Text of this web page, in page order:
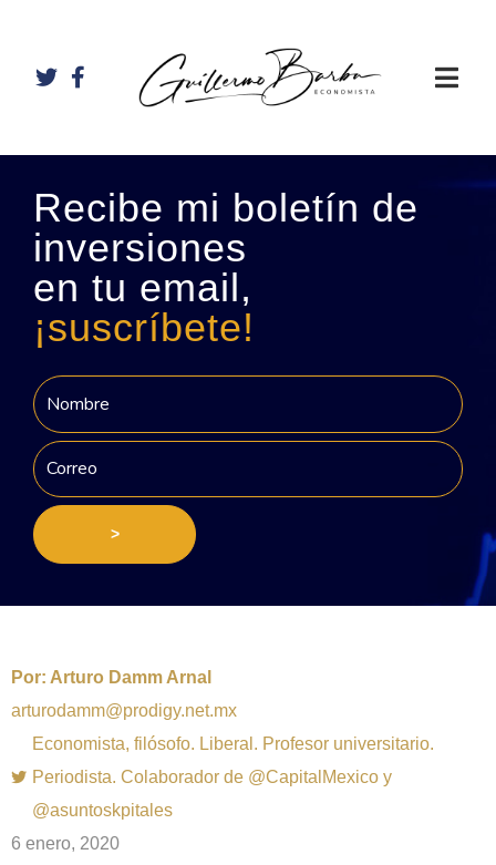
Recibe mi boletín de
inversiones
en tu email,
¡suscríbete!
>
Por: Arturo Damm Arnal
arturodamm@prodigy.net.mx
Economista, filósofo. Liberal. Profesor universitario.
Periodista. Colaborador de @CapitalMexico y
@asuntoskpitales
6 enero, 2020